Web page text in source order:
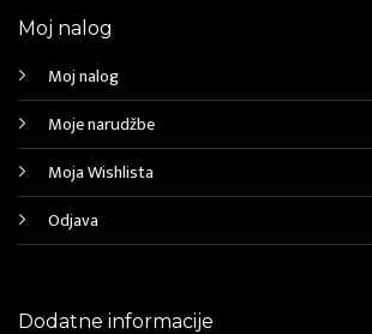
Moj nalog
Moj nalog
Moje narudžbe
Moja Wishlista
Odjava
Dodatne informacije